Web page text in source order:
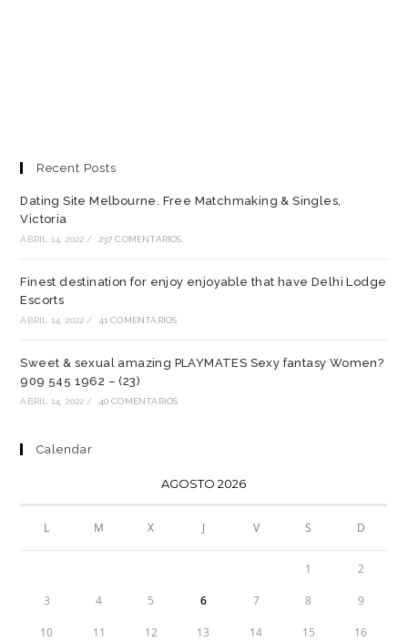
Recent Posts
Dating Site Melbourne. Free Matchmaking & Singles,
Victoria
ABRIL 14, 2022 / 237 COMENTARIOS
Finest destination for enjoy enjoyable that have Delhi Lodge
Escorts
ABRIL 14, 2022 / 41 COMENTARIOS
Sweet & sexual amazing PLAYMATES Sexy fantasy Women?
909 545 1962 – (23)
ABRIL 14, 2022 / 40 COMENTARIOS
Calendar
AGOSTO 2026
L M X J V S D
1 2
3 4 5 6 7 8 9
10 11 12 13 14 15 16